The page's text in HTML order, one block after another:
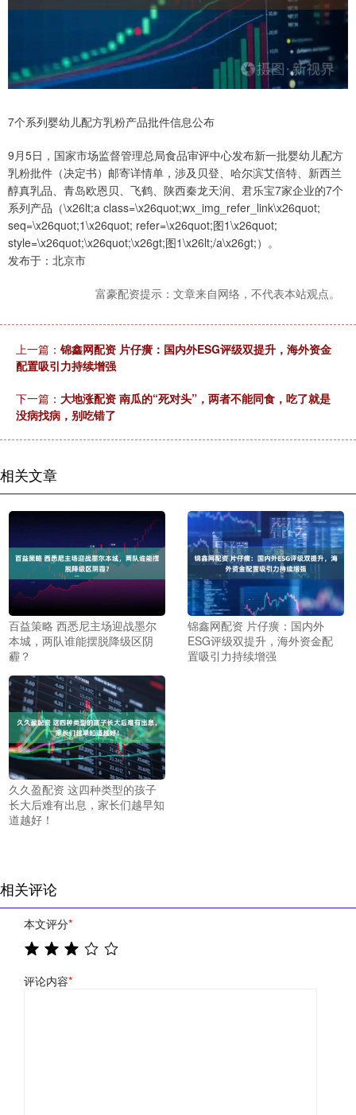
7个系列婴幼儿配方乳粉产品批件信息公布
9月5日，国家市场监督管理总局食品审评中心发布新一批婴幼儿配方
乳粉批件（决定书）邮寄详情单，涉及贝登、哈尔滨艾倍特、新西兰
醇真乳品、青岛欧恩贝、飞鹤、陕西秦龙天润、君乐宝7家企业的7个
系列产品（\x26lt;a class=\x26quot;wx_img_refer_link\x26quot;
seq=\x26quot;1\x26quot; refer=\x26quot;图1\x26quot;
style=\x26quot;\x26quot;\x26gt;图1\x26lt;/a\x26gt;）。
发布于：北京市
富豪配资提示：文章来自网络，不代表本站观点。
上一篇： 锦鑫网配资 片仔癀：国内外ESG评级双提升，海外资金
配置吸引力持续增强
下一篇： 大地涨配资 南瓜的“死对头”，两者不能同食，吃了就是
没病找病，别吃错了
相关文章
百益策略 西悉尼主场迎战墨尔
本城，两队谁能摆脱降级区阴
霾？
锦鑫网配资 片仔癀：国内外
ESG评级双提升，海外资金配
置吸引力持续增强
久久盈配资 这四种类型的孩子
长大后难有出息，家长们越早知
道越好！
相关评论
本文评分*
评论内容*